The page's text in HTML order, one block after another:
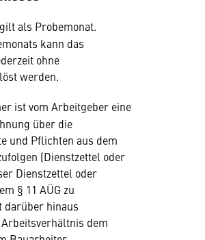
als Probemonat.
kann das
ohne
werden.
ist vom Arbeitgeber eine
über die
und Pflichten aus dem
(Dienstzettel oder
Dienstzettel oder
§ 11 AÜG zu
darüber hinaus
dem